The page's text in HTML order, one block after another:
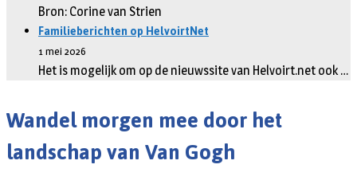
Bron: Corine van Strien
Familieberichten op HelvoirtNet
1 mei 2026
Het is mogelijk om op de nieuwssite van Helvoirt.net ook …
Wandel morgen mee door het
landschap van Van Gogh